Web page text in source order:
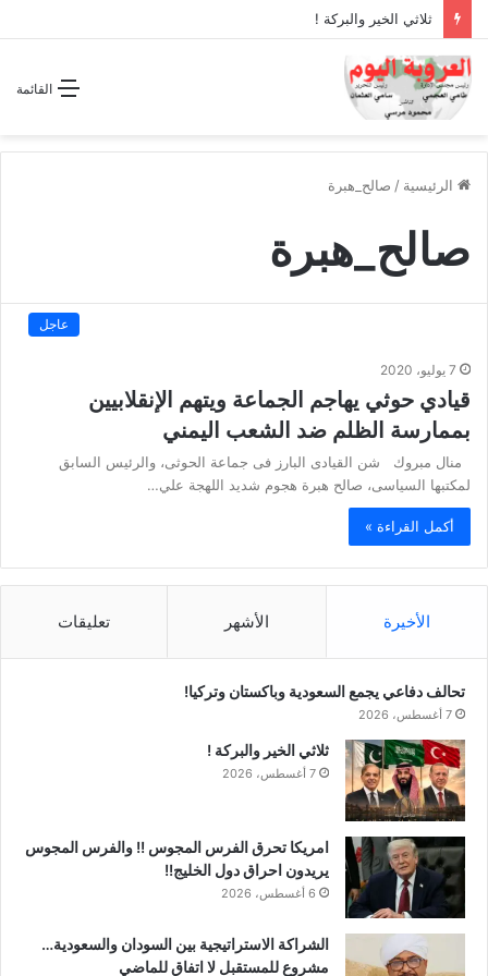
ثلاثي الخير والبركة !
القائمة
الرئيسية / صالح_هبرة
صالح_هبرة
عاجل
7 يوليو، 2020
قيادي حوثي يهاجم الجماعة ويتهم الإنقلابيين
بممارسة الظلم ضد الشعب اليمني
منال مبروك شن القيادى البارز فى جماعة الحوثى، والرئيس السابق
لمكتبها السياسى، صالح هبرة هجوم شديد اللهجة علي…
أكمل القراءة »
الأخيرة الأشهر تعليقات
تحالف دفاعي يجمع السعودية وباكستان وتركيا!
7 أغسطس، 2026
ثلاثي الخير والبركة !
7 أغسطس، 2026
امريكا تحرق الفرس المجوس !! والفرس المجوس
يريدون احراق دول الخليج!!
6 أغسطس، 2026
الشراكة الاستراتيجية بين السودان والسعودية…
مشروع للمستقبل لا اتفاق للماضي